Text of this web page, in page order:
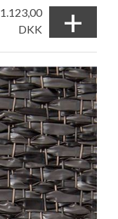
1.123,00
DKK
+